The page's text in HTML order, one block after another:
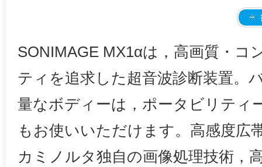
SONIMAGE MX1αは，高画質・コ
ティを追求した超音波診断装置。
量なボディーは，ポータビリティ
もお使いいただけます。高感度広
カミノルタ独自の画像処理技術，